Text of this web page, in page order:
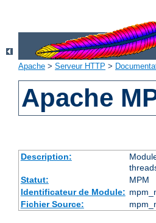
Apache > Serveur HTTP >
Apache
Description:
Statut:
MPM
Identificateur de Module:
Fichier Source: